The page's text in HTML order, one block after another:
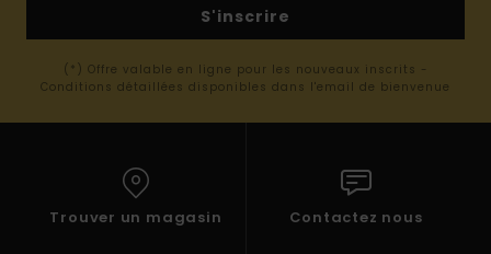
S'inscrire
(*) Offre valable en ligne pour les nouveaux inscrits -
Conditions détaillées disponibles dans l'email de bienvenue
Trouver un magasin Contactez nous